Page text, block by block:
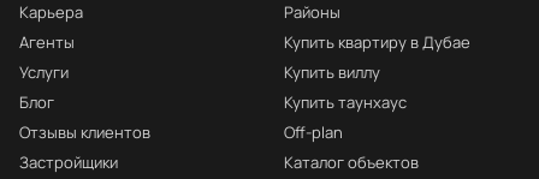
Карьера
Агенты
Услуги
Блог
Отзывы клиентов
Застройщики
Районы
Купить квартиру в Дубае
Купить виллу
Купить таунхаус
Off-plan
Каталог объектов